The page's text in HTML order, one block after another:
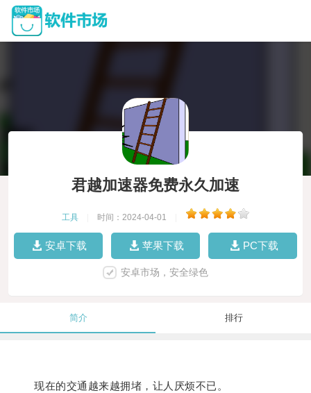
君越加速器免费永久加速
工具 时间：2024-04-01
安卓下载 苹果下载 PC下载
安卓市场，安全绿色
简介 排行
现在的交通越来越拥堵，让人厌烦不已。